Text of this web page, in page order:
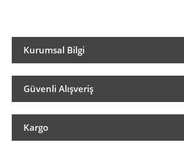
Kurumsal Bilgi
Güvenli Alışveriş
Kargo